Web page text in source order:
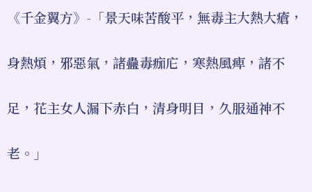
《千金翼方》-「景天味苦酸平，無毒主大熱大瘡，
身熱煩，邪惡氣，諸蠱毒痂庀，寒熱風痺，諸不
足，花主女人漏下赤白，清身明目，久服通神不
老。」